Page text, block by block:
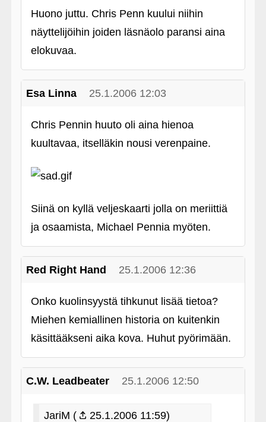
Huono juttu. Chris Penn kuului niihin
näyttelijöihin joiden läsnäolo paransi aina
elokuvaa.
Esa Linna 25.1.2006 12:03
Chris Pennin huuto oli aina hienoa
kuultavaa, itselläkin nousi verenpaine.
Siinä on kyllä veljeskaarti jolla on meriittiä
ja osaamista, Michael Pennia myöten.
Red Right Hand 25.1.2006 12:36
Onko kuolinsyystä tihkunut lisää tietoa?
Miehen kemiallinen historia on kuitenkin
käsittääkseni aika kova. Huhut pyörimään.
C.W. Leadbeater 25.1.2006 12:50
JariM (
25.1.2006 11:59)